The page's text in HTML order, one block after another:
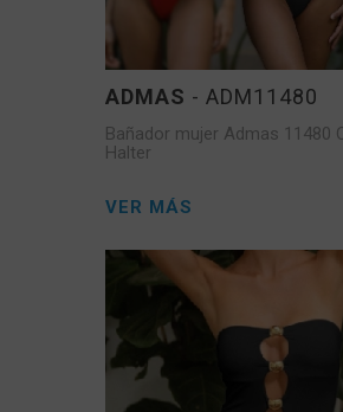
ADMAS - ADM11480
Bañador mujer Admas 11480
Halter
VER MÁS